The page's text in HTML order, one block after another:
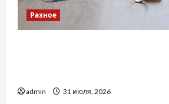
Разное
admin 31 июля, 2026